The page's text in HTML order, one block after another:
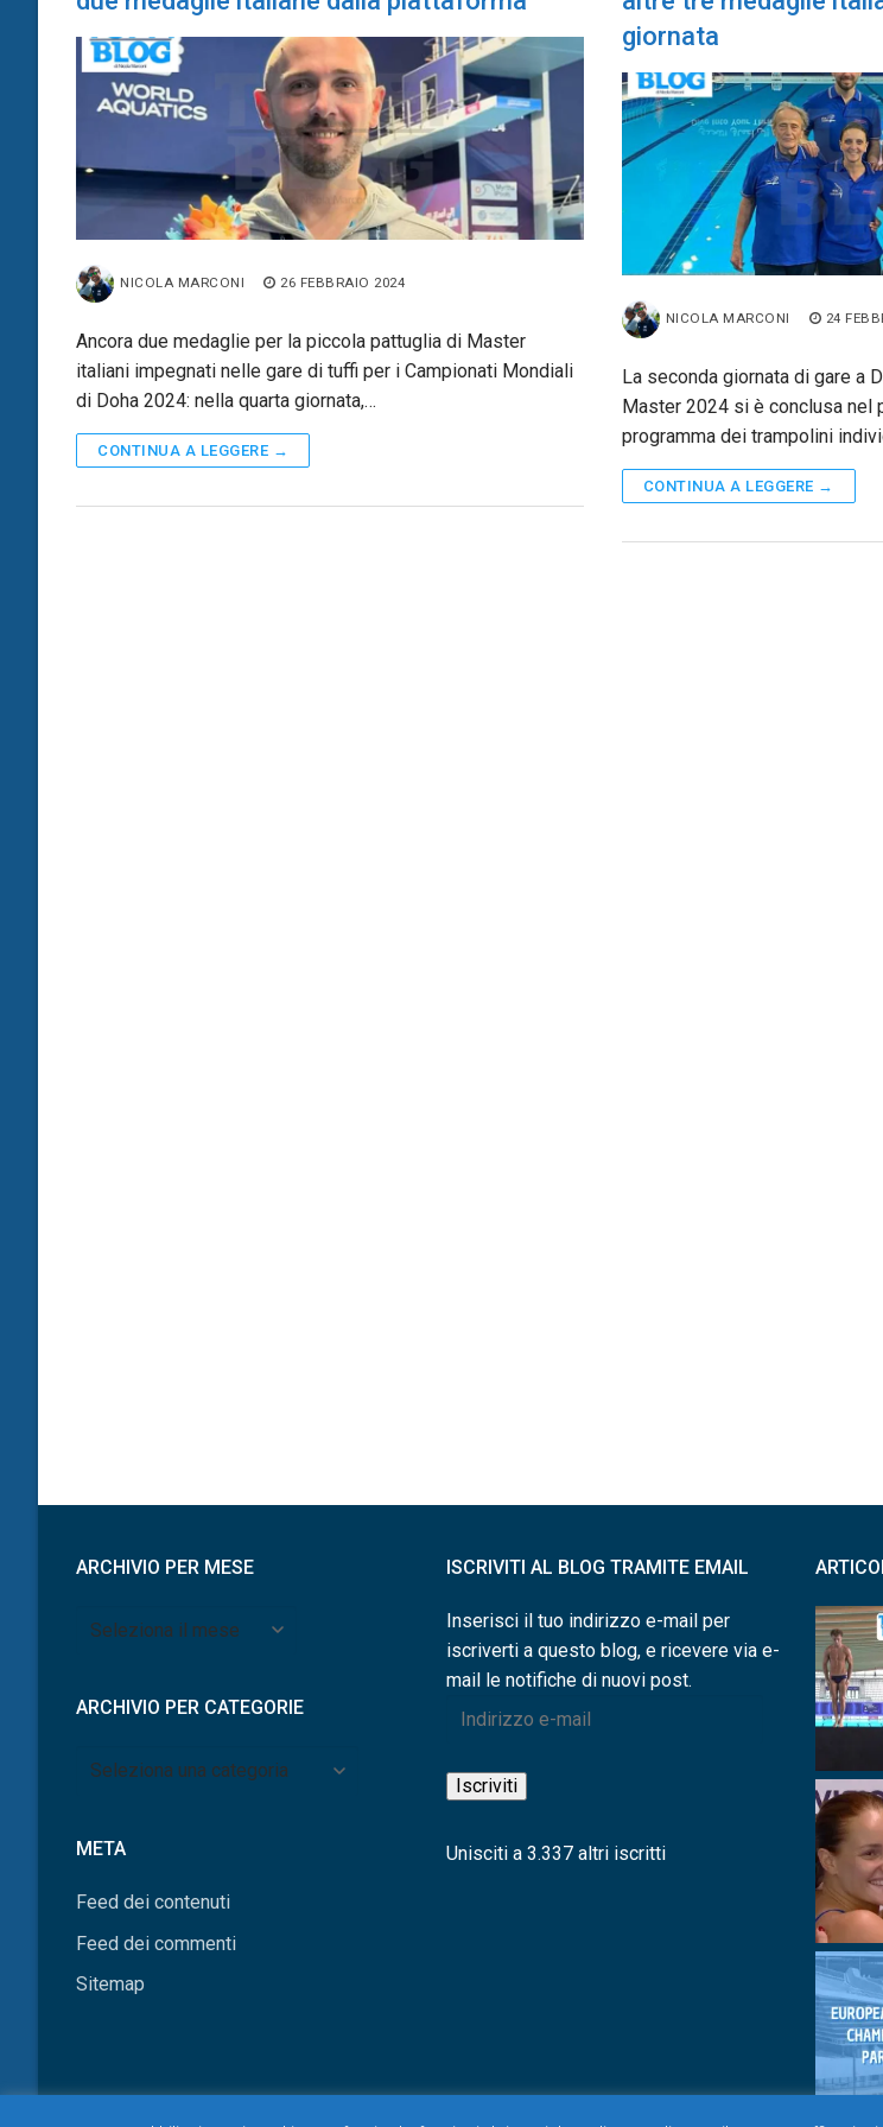
NICOLA MARCONI 26 FEBBRAIO 2024
Ancora due medaglie per la piccola pattuglia di Master
italiani impegnati nelle gare di tuffi per i Campionati Mondiali
di Doha 2024: nella quarta giornata,…
CONTINUA A LEGGERE →
giornata
NICOLA MARCONI 24
La seconda giornata di gare a
Master 2024 si è conclusa nel
programma dei trampolini
CONTINUA A LEGGERE →
ARCHIVIO PER MESE
Archivio
ARCHIVIO PER CATEGORIE
Archivio
META
Feed dei contenuti
Feed dei commenti
Sitemap
ISCRIVITI AL BLOG TRAMITE EMAIL
Inserisci il tuo indirizzo e-mail per
iscriverti a questo blog, e ricevere via e-
mail le notifiche di nuovi post.
Indirizzo
mail
Iscriviti
Unisciti a 3.337 altri iscritti